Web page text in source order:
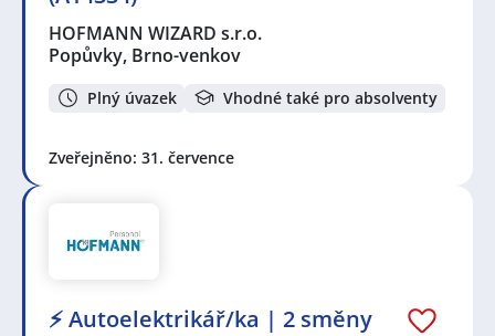
HOFMANN WIZARD s.r.o.
Popůvky, Brno-venkov
Plný úvazek Vhodné také pro absolventy
Zveřejněno: 31. července
⚡ Autoelektrikář/ka | 2 směny